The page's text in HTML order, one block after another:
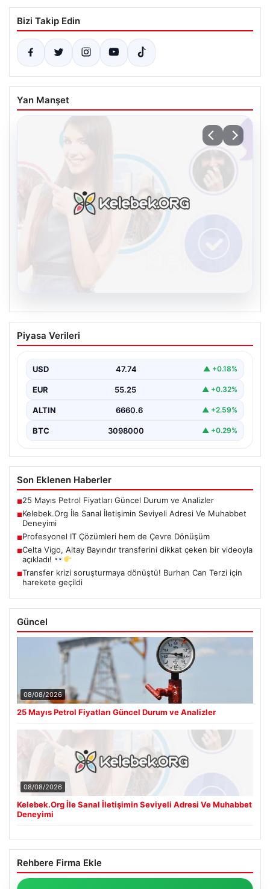
Bizi Takip Edin
Yan Manşet
Kelebek.Org İle Sanal İletişimin Seviyeli
Adresi Ve Muhabbet Deneyimi
oluşturması kritik bir hassasiyet taşımaktadır. Halen
çeşitli…
Piyasa Verileri
USD 47.74 ▲ +0.18%
EUR 55.25 ▲ +0.32%
ALTIN 6660.6 ▲ +2.59%
BTC 3098000 ▲ +0.29%
Son Eklenen Haberler
■25 Mayıs Petrol Fiyatları Güncel Durum ve Analizler
■Kelebek.Org İle Sanal İletişimin Seviyeli Adresi Ve Muhabbet
Deneyimi
■Profesyonel IT Çözümleri hem de Çevre Dönüşüm
■Celta Vigo, Altay Bayındır transferini dikkat çeken bir videoyla
açıkladı!
■Transfer krizi soruşturmaya dönüştü! Burhan Can Terzi için
harekete geçildi
Güncel
08/08/2026
25 Mayıs Petrol Fiyatları Güncel Durum ve Analizler
08/08/2026
Kelebek.Org İle Sanal İletişimin Seviyeli Adresi Ve Muhabbet
Deneyimi
Rehbere Firma Ekle